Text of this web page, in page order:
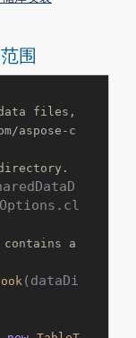
围
data files,
aspose-c
a
(dataDi